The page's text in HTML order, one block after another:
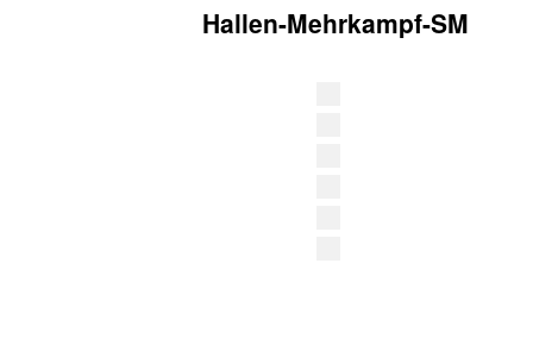
Hallen-Mehrkampf-SM